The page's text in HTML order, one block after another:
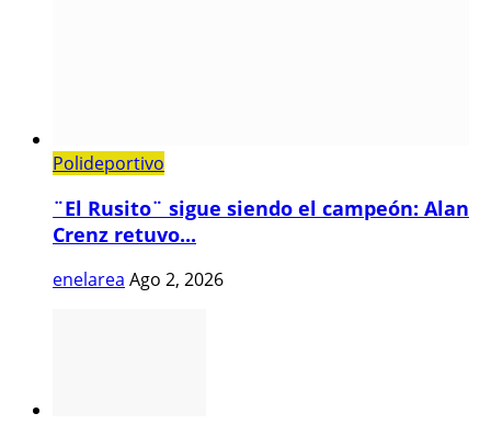
Polideportivo
¨El Rusito¨ sigue siendo el campeón: Alan
Crenz retuvo...
enelarea Ago 2, 2026